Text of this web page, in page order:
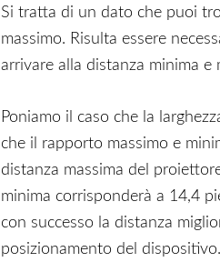
Si tratta di un dato che puoi
massimo. Risulta essere
arrivare alla distanza minima e
Poniamo il caso che la
che il rapporto massimo e
distanza massima del
minima corrisponderà a 14,4
con successo la distanza
posizionamento del dispositivo.